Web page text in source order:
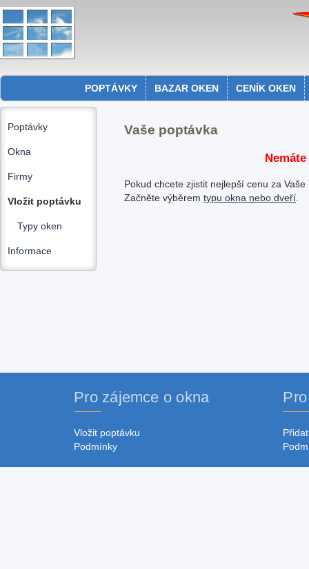
POPTÁVKY BAZAR OKEN CENÍK OKEN
Poptávky
Okna
Firmy
Vložit poptávku
Typy oken
Informace
Vaše poptávka
Pokud chcete zjistit nejlepší cenu za
Začněte výběrem typu okna nebo dveří
Pro zájemce o okna
Vložit poptávku
Podmínky